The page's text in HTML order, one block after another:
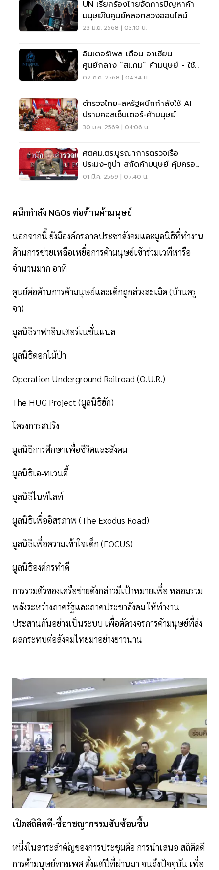
UN เรียกร้องไทยจัดการปัญหาค้า
มนุษย์ในศูนย์หลอกลวงออนไลน์
23 มิ.ย. 2568 | 03:10 น.
อินเตอร์โพล เตือน อาเซียน
ศูนย์กลาง “สแกม” ค้ามนุษย์ - ใช้
AI ลวงเหยื่อข้ามทวีป
02 ก.ค. 2568 | 04:34 น.
ตำรวจไทย-สหรัฐผนึกกำลังใช้ AI
ปราบคอลเซ็นเตอร์-ค้ามนุษย์
30 ม.ค. 2569 | 04:06 น.
ศตคม.ตร.บูรณาการตรวจเรือ
ประมง-ทูน่า สกัดค้ามนุษย์ คุ้มครอง
แรงงาน
01 มี.ค. 2569 | 07:40 น.
ผนึกกำลัง NGOs ต่อต้านค้ามนุษย์
นอกจากนี้ ยังมีองค์กรภาคประชาสังคมและมูลนิธิที่ทำงาน
ด้านการช่วยเหลือเหยื่อการค้ามนุษย์เข้าร่วมเวทีหารือ
จำนวนมาก อาทิ
ศูนย์ต่อต้านการค้ามนุษย์และเด็กถูกล่วงละเมิด (บ้านครู
จา)
มูลนิธิราฟาอินเตอร์เนชั่นแนล
มูลนิธิดอกไม้ป่า
Operation Underground Railroad (O.U.R.)
The HUG Project (มูลนิธิฮัก)
โครงการสปริง
มูลนิธิการศึกษาเพื่อชีวิตและสังคม
มูลนิธิเอ-ทเวนตี้
มูลนิธิไนท์ไลท์
มูลนิธิเพื่ออิสรภาพ (The Exodus Road)
มูลนิธิเพื่อความเข้าใจเด็ก (FOCUS)
มูลนิธิองค์กรทำดี
การรวมตัวของเครือข่ายดังกล่าวมีเป้าหมายเพื่อ หลอมรวม
พลังระหว่างภาครัฐและภาคประชาสังคม ให้ทำงาน
ประสานกันอย่างเป็นระบบ เพื่อตัดวงจรการค้ามนุษย์ที่ส่ง
ผลกระทบต่อสังคมไทยมาอย่างยาวนาน
เปิดสถิติคดี-ชี้อาชญากรรมซับซ้อนขึ้น
หนึ่งในสาระสำคัญของการประชุมคือ การนำเสนอ สถิติคดี
การค้ามนุษย์ทางเพศ ตั้งแต่ปีที่ผ่านมา จนถึงปัจจุบัน เพื่อ